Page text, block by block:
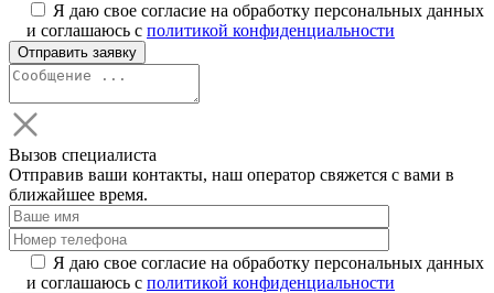
Я даю свое согласие на обработку персональных данных
и соглашаюсь с политикой конфиденциальности
Вызов специалиста
Отправив ваши контакты, наш оператор свяжется с вами в
ближайшее время.
Я даю свое согласие на обработку персональных данных
и соглашаюсь с политикой конфиденциальности